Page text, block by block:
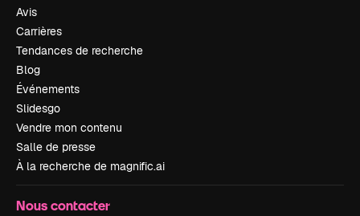
Avis
Carrières
Tendances de recherche
Blog
Événements
Slidesgo
Vendre mon contenu
Salle de presse
À la recherche de magnific.ai
Nous contacter